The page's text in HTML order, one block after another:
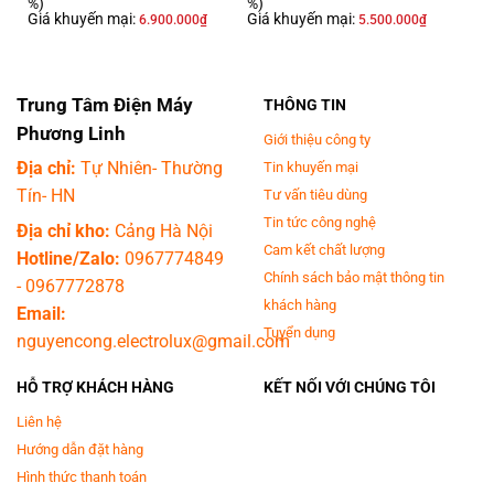
sang trọng.
%)
Giá khuyến mại: 6.900.000₫
%)
Giá khuyến mại: 5.500.000₫
Trung Tâm Điện Máy
Phương Linh
Địa chỉ: Tự Nhiên- Thường
Tín- HN
Địa chỉ kho: Cảng Hà Nội
Hotline/Zalo: 0967774849
-0967772878
Email:
nguyencong.electrolux@gmail.com
THÔNG TIN
Giới thiệu công ty
Tin khuyến mại
Tư vấn tiêu dùng
Tin tức công nghệ
Cam kết chất lượng
Chính sách bảo mật thông tin
khách hàng
Tuyển dụng
HỖ TRỢ KHÁCH HÀNG
Liên hệ
Hướng dẫn đặt hàng
Hình thức thanh toán
KẾT NỐI VỚI CHÚNG TÔI